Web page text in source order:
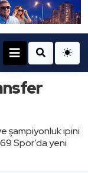
şampiyonluk ipini
Spor’da yeni